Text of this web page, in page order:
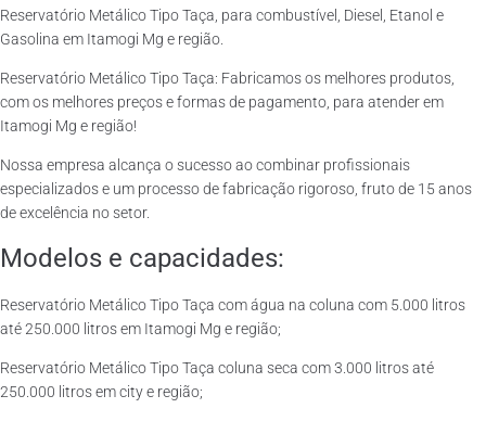
Reservatório Metálico Tipo Taça, para combustível, Diesel, Etanol e
Gasolina em Itamogi Mg e região.
Reservatório Metálico Tipo Taça: Fabricamos os melhores produtos,
com os melhores preços e formas de pagamento, para atender em
Itamogi Mg e região!
Nossa empresa alcança o sucesso ao combinar profissionais
especializados e um processo de fabricação rigoroso, fruto de 15 anos
de excelência no setor.
Modelos e capacidades:
Reservatório Metálico Tipo Taça com água na coluna com 5.000 litros
até 250.000 litros em Itamogi Mg e região;
Reservatório Metálico Tipo Taça coluna seca com 3.000 litros até
250.000 litros em city e região;